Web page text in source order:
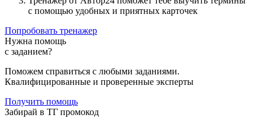
с помощью удобных и приятных карточек
Попробовать тренажер
Нужна помощь
с заданием?
Поможем справиться с любыми заданиями.
Квалифицированные и проверенные эксперты
Получить помощь
Забирай в ТГ промокод